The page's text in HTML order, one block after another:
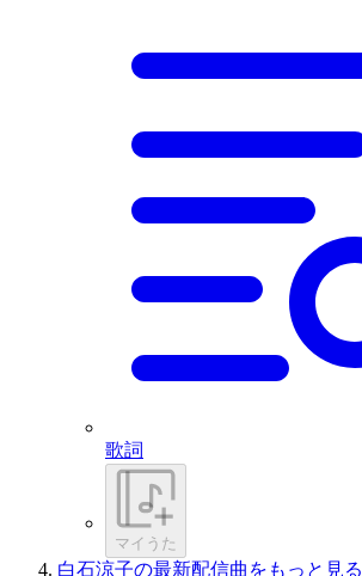
歌詞
マイうた
白石涼子の最新配信曲をもっと見る